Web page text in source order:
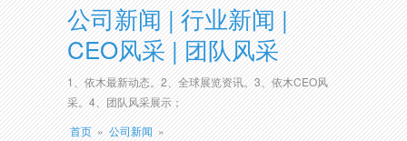
公司新闻 | 行业新闻 |
CEO风采 | 团队风采
1、依木最新动态。2、全球展览资讯。3、依木CEO风
采。4、团队风采展示；
首页 » 公司新闻 »